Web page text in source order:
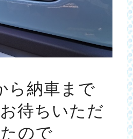
ら納車まで
待ちいただ
ので